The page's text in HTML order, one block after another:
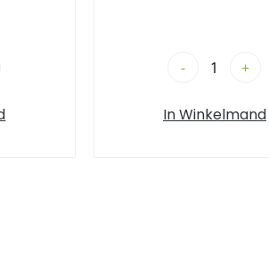
- +
In Winkelmand